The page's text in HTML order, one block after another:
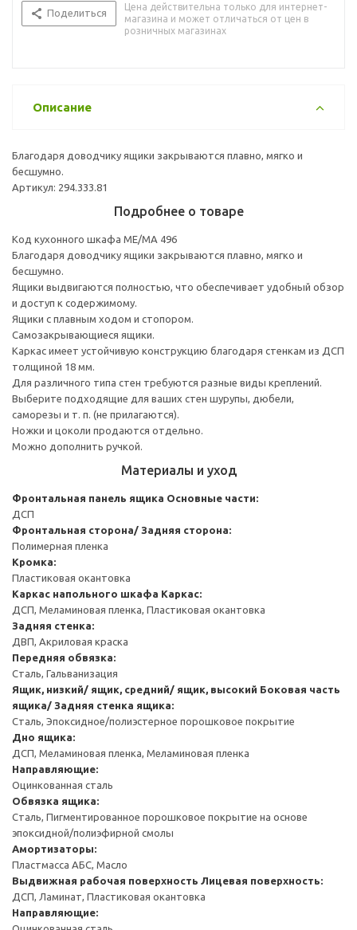
Поделиться
Цена действительна только для интернет-
магазина и может отличаться от цен в
розничных магазинах
Описание
Благодаря доводчику ящики закрываются плавно, мягко и
бесшумно.
Артикул: 294.333.81
Подробнее о товаре
Код кухонного шкафа ME/MA 496
Благодаря доводчику ящики закрываются плавно, мягко и
бесшумно.
Ящики выдвигаются полностью, что обеспечивает удобный обзор
и доступ к содержимому.
Ящики с плавным ходом и стопором.
Самозакрывающиеся ящики.
Каркас имеет устойчивую конструкцию благодаря стенкам из ДСП
толщиной 18 мм.
Для различного типа стен требуются разные виды креплений.
Выберите подходящие для ваших стен шурупы, дюбели,
саморезы и т. п. (не прилагаются).
Ножки и цоколи продаются отдельно.
Можно дополнить ручкой.
Материалы и уход
Фронтальная панель ящика Основные части:
ДСП
Фронтальная сторона/ Задняя сторона:
Полимерная пленка
Кромка:
Пластиковая окантовка
Каркас напольного шкафа Каркас:
ДСП, Меламиновая пленка, Пластиковая окантовка
Задняя стенка:
ДВП, Акриловая краска
Передняя обвязка:
Сталь, Гальванизация
Ящик, низкий/ ящик, средний/ ящик, высокий Боковая часть
ящика/ Задняя стенка ящика:
Сталь, Эпоксидное/полиэстерное порошковое покрытие
Дно ящика:
ДСП, Меламиновая пленка, Меламиновая пленка
Направляющие:
Оцинкованная сталь
Обвязка ящика:
Сталь, Пигментированное порошковое покрытие на основе
эпоксидной/полиэфирной смолы
Амортизаторы:
Пластмасса АБС, Масло
Выдвижная рабочая поверхность Лицевая поверхность:
ДСП, Ламинат, Пластиковая окантовка
Направляющие: